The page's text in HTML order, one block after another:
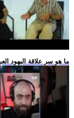
.. ما هو سر علاقة اليهود